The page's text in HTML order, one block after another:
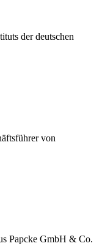
der deutschen
von
Papcke GmbH & Co.